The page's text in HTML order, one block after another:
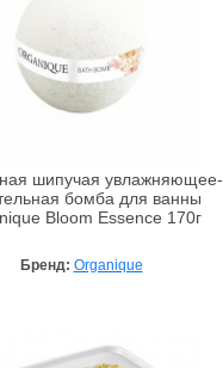
шипучая увлажняющее-
бомба для ванны
Bloom Essence 170г
Бренд: Organique